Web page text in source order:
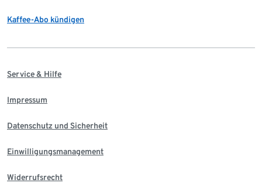
Kaffee-Abo kündigen
Service & Hilfe
Impressum
Datenschutz und Sicherheit
Einwilligungsmanagement
Widerrufsrecht